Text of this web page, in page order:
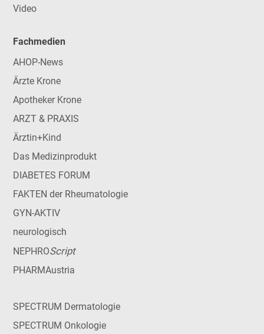
Video
Fachmedien
AHOP-News
Ärzte Krone
Apotheker Krone
ARZT & PRAXIS
Ärztin+Kind
Das Medizinprodukt
DIABETES FORUM
FAKTEN der Rheumatologie
GYN-AKTIV
neurologisch
NEPHROScript
PHARMAustria
SPECTRUM Dermatologie
SPECTRUM Onkologie